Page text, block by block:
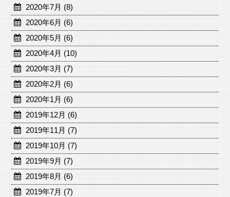
2020年7月 (8)
2020年6月 (6)
2020年5月 (6)
2020年4月 (10)
2020年3月 (7)
2020年2月 (6)
2020年1月 (6)
2019年12月 (6)
2019年11月 (7)
2019年10月 (7)
2019年9月 (7)
2019年8月 (6)
2019年7月 (7)